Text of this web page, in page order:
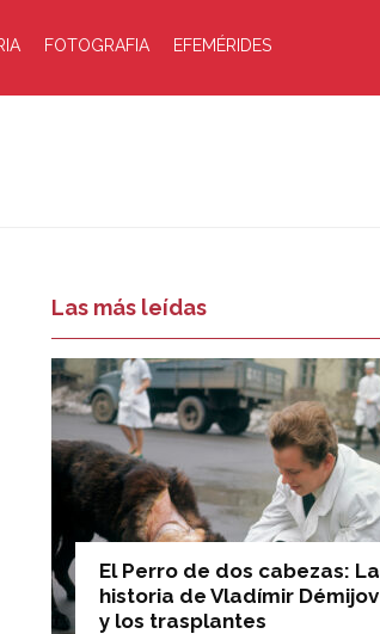
FOTOGRAFIA EFEMÉRIDES
Las más leídas
El Perro de dos cabezas: La
historia de Vladímir Démijov
y los trasplantes